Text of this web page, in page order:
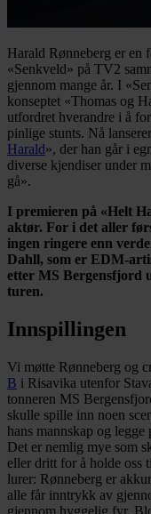
Harald Rønneberg er
«Senkveld» på TV2
gjennom mange år. I
konseptet «Thomas og
utfordret hverandre i å
pinlige stunts. Nå
Harald», der han går i
diverse kjendiser under
gå».
I premieren på «Helt
aktør. For i det aller
ingen ringere enn
Dahll, som er EDM-
etter MS Bergensfjord
turen.
Innspillingen
Vi møtte Rønneberg og
B i Risavika utenfor
tonneren MS
skulle spille inn noen
hans mannskap og
Det er nemlig mye som
eller dritt for å holde oss
lurer: Rønneberg er
alle får inntrykk av
gjennom hyggelig fyr.